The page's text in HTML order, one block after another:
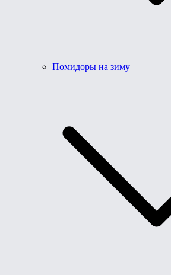
Помидоры на зиму